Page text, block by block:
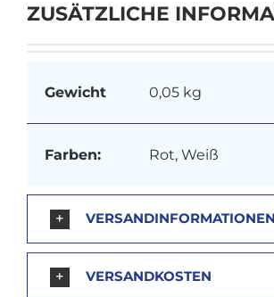
oder
ZUSÄTZLICHE
Gewicht 0,05 kg
Farben: Rot, Weiß
VERSANDINFORMATIONEN
VERSANDKOSTEN